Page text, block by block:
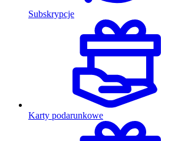
Subskrypcje
Karty podarunkowe